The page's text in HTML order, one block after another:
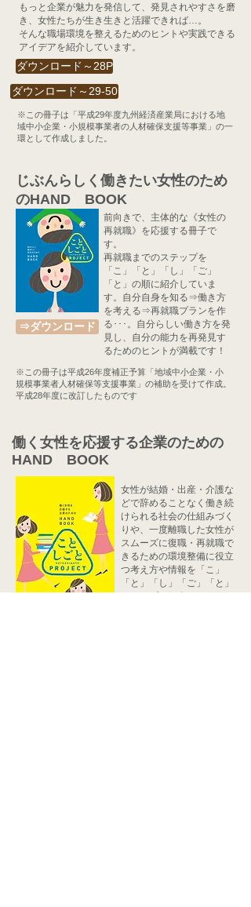
じぶんらしく働きたい女性のため
のHAND BOOK
※この冊子は平成26年度補正予算「地域中小企業・小
規模事業者人材確保等支援事業」の補助を受けて作成。
平成28年度に改訂したものです
前向きで、主体的な《女性の
再就職》を応援する冊子で
す。
​再就職までのステップを
「こ」「と」「し」「ご」
「と」の順に紹介していま
す。自分自身を知る⇒働き方
を考える⇒再就職プランを作
る･･･。自分らしい働き方を発
見し、自分の能力を再発見す
るためのヒントが満載です！
働く女性を応援する企業のための
​HAND BOOK
女性が結婚・出産・介護な
どで辞めることなく働き続
けられる社会の仕組みづく
りや、一度離職した女性が
スムーズに復職・再就職で
きるための環境整備に役立
つ考え方や情報を「こ」
「と」「し」「ご」「と」
⇒ダウンロード
​もっと企業が魅力を発信して、発見されやすさを磨
き、女性たちが生き生きと活躍できれば…。
​そんな職場環境を整えるためのヒントや実践できる
アイデアを紹介しています。
※この冊子は「平成29年度九州経済産業局における地
域中小企業・小規模事業者の人材確保支援等事業」の一
環として作成しました。
ダウンロード～28P
ダウンロード～29-50